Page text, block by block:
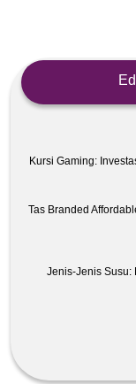
Kursi Gaming:
Tas Branded
Jenis-Jenis Susu: